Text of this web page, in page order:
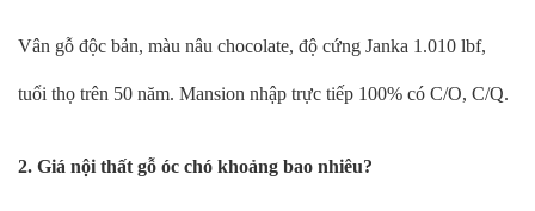
Vân gỗ độc bản, màu nâu chocolate, độ cứng Janka 1.010 lbf,
tuổi thọ trên 50 năm. Mansion nhập trực tiếp 100% có C/O, C/Q.
2. Giá nội thất gỗ óc chó khoảng bao nhiêu?